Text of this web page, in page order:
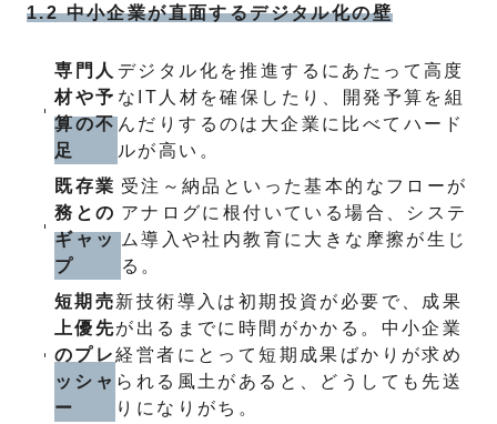
1.2 中小企業が直面するデジタル化の壁
専門人
材や予
算の不
足
デジタル化を推進するにあたって高度
なIT人材を確保したり、開発予算を組
んだりするのは大企業に比べてハード
ルが高い。
既存業
務との
ギャッ
プ
受注～納品といった基本的なフローが
アナログに根付いている場合、システ
ム導入や社内教育に大きな摩擦が生じ
る。
短期売
上優先
のプレ
ッシャ
ー
新技術導入は初期投資が必要で、成果
が出るまでに時間がかかる。中小企業
経営者にとって短期成果ばかりが求め
られる風土があると、どうしても先送
りになりがち。